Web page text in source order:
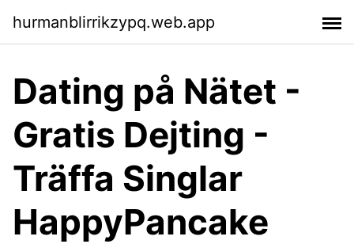
hurmanblirrikzypq.web.app
Dating på Nätet -
Gratis Dejting -
Träffa Singlar
HappyPancake